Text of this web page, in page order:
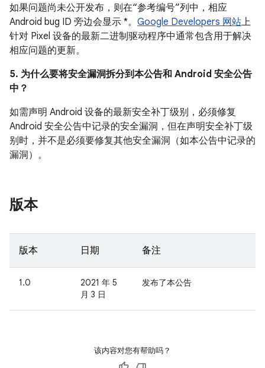
如果问题尚未公开发布，则在“参考编号”列中，相应
Android bug ID 旁边会显示 *。 Google Developers 网站上
针对 Pixel 设备的最新二进制驱动程序中通常包含用于解决
相应问题的更新。
5. 为什么要将安全漏洞拆分到本公告和 Android 安全公告
中？
如需声明 Android 设备的最新安全补丁级别，必须修复
Android 安全公告中记录的安全漏洞，但在声明安全补丁级
别时，并不是必须要修复其他安全漏洞（如本公告中记录的
漏洞）。
版本
版本 日期 备注
1.0
2021 年 5
月 3 日
发布了本公告
该内容对您有帮助吗？